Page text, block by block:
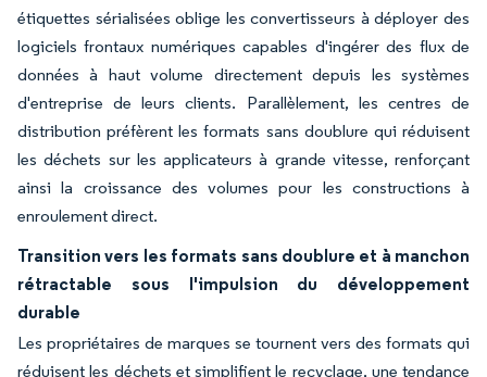
étiquettes sérialisées oblige les convertisseurs à déployer des
logiciels frontaux numériques capables d'ingérer des flux de
données à haut volume directement depuis les systèmes
d'entreprise de leurs clients. Parallèlement, les centres de
distribution préfèrent les formats sans doublure qui réduisent
les déchets sur les applicateurs à grande vitesse, renforçant
ainsi la croissance des volumes pour les constructions à
enroulement direct.
Transition vers les formats sans doublure et à manchon
rétractable sous l'impulsion du développement
durable
Les propriétaires de marques se tournent vers des formats qui
réduisent les déchets et simplifient le recyclage, une tendance